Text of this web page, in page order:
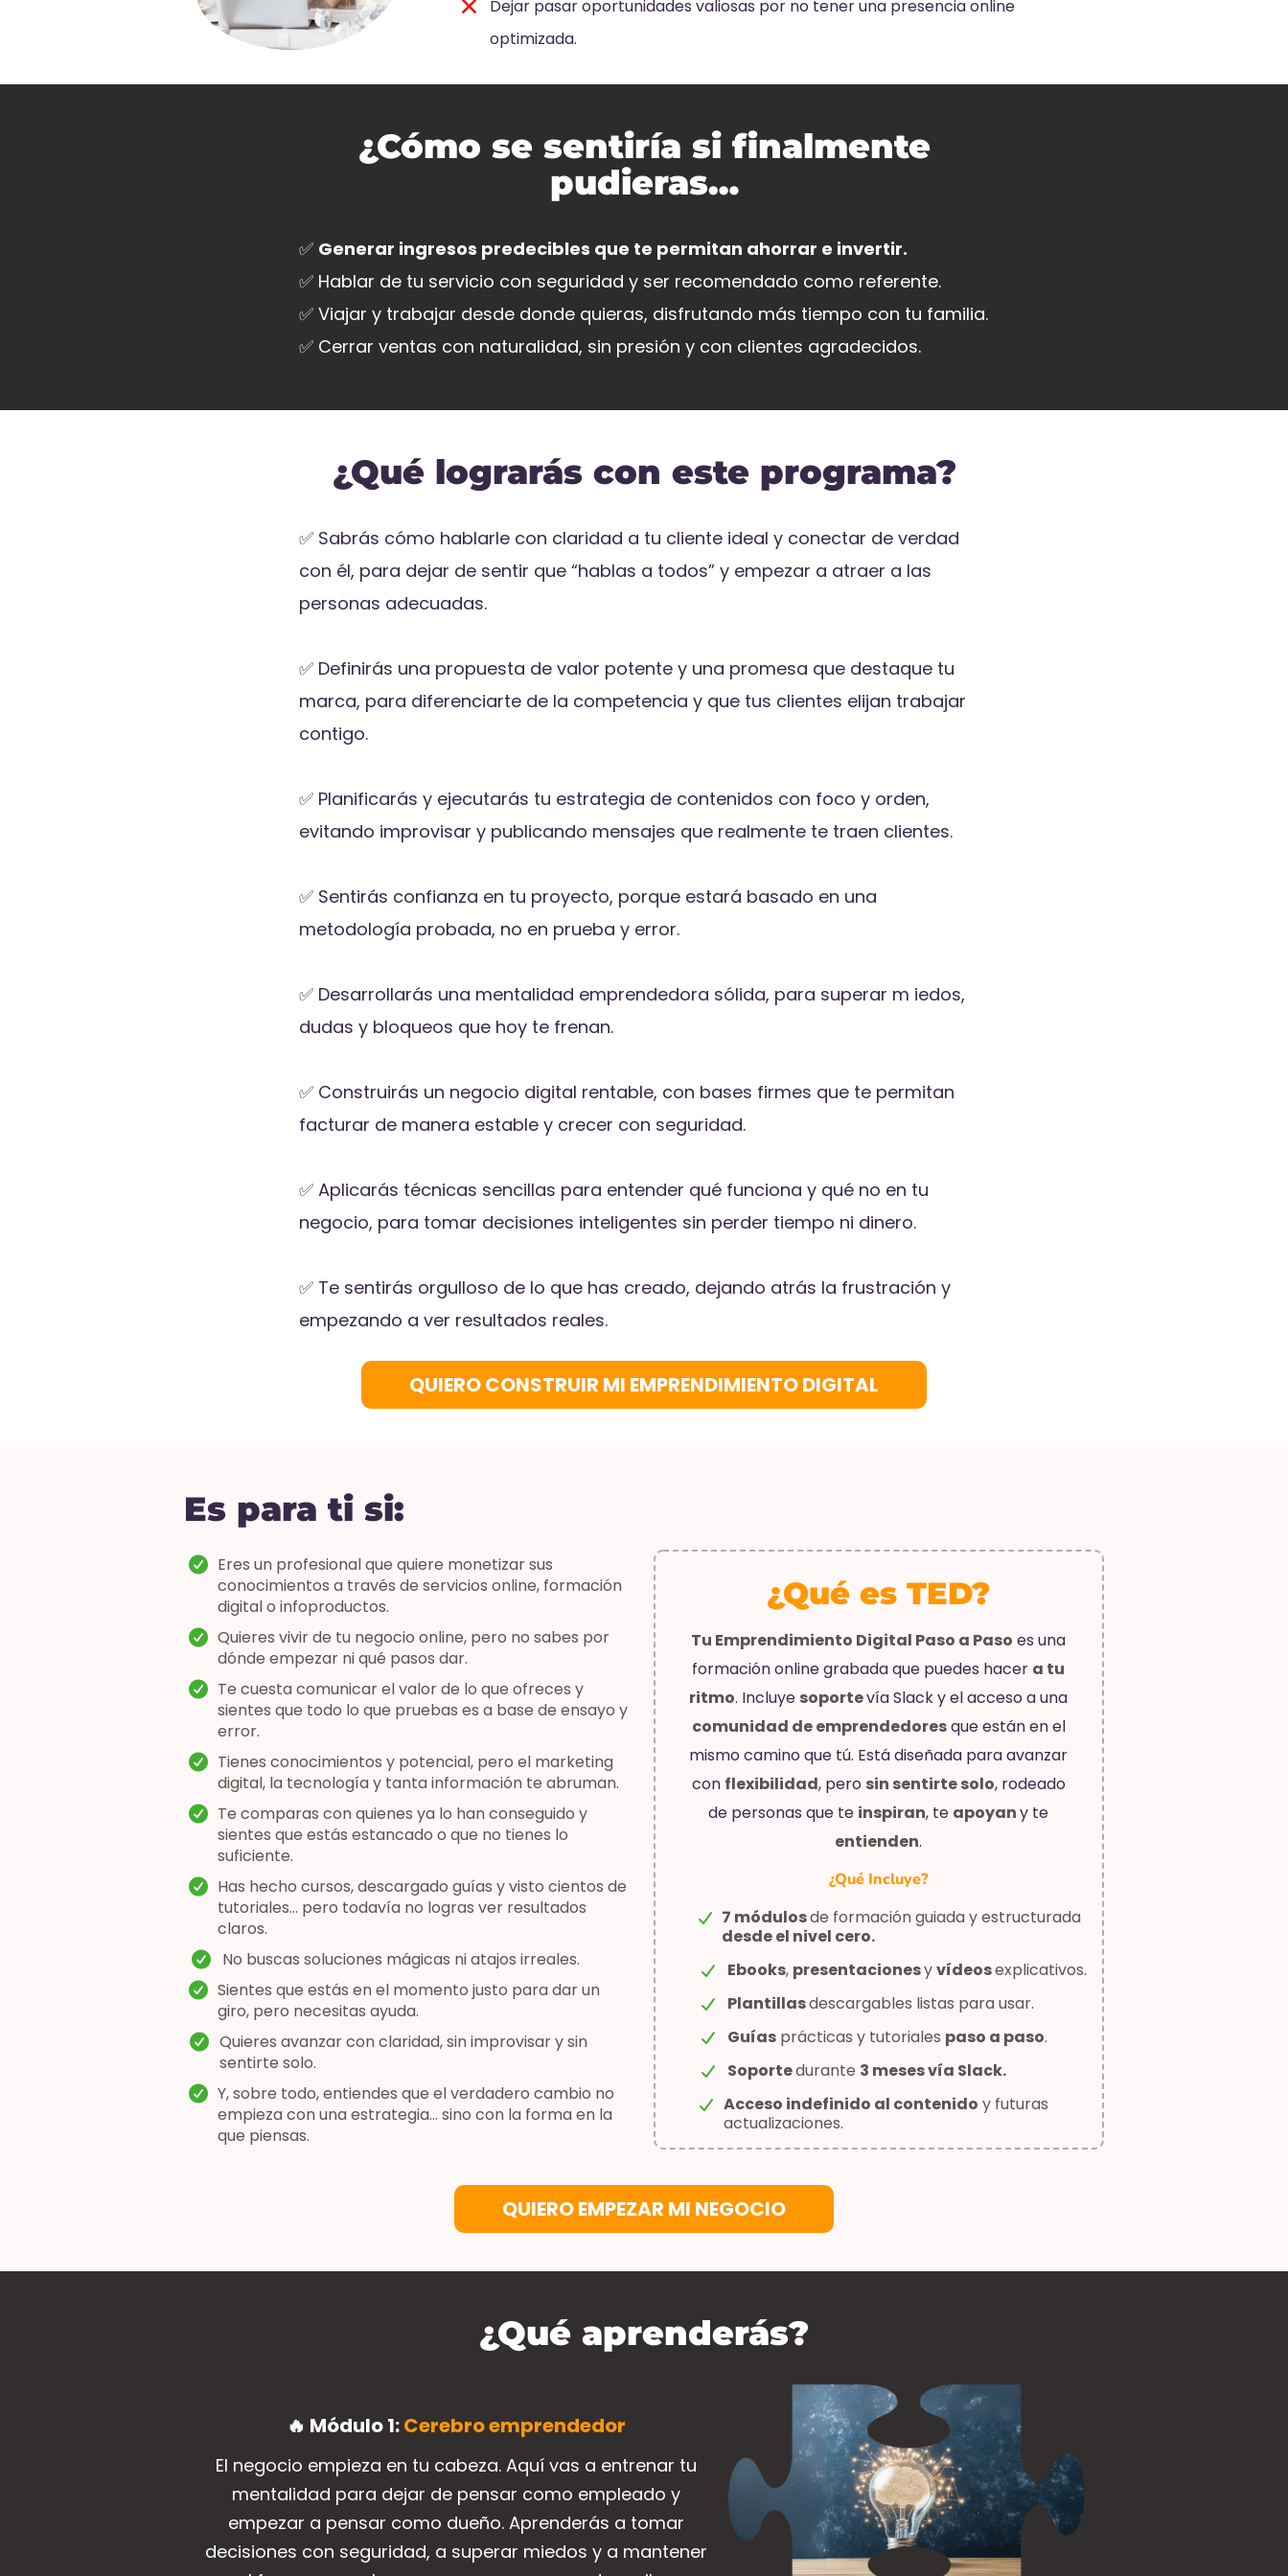
Dejar pasar oportunidades valiosas por no tener una presencia online
optimizada.
¿Cómo se sentiría si finalmente
pudieras…
✅ Generar ingresos predecibles que te permitan ahorrar e invertir.
✅ Hablar de tu servicio con seguridad y ser recomendado como referente.
✅ Viajar y trabajar desde donde quieras, disfrutando más tiempo con tu familia.
✅ Cerrar ventas con naturalidad, sin presión y con clientes agradecidos.
¿Qué lograrás con este programa?
✅ Sabrás cómo hablarle con claridad a tu cliente ideal y conectar de verdad
con él, para dejar de sentir que “hablas a todos” y empezar a atraer a las
personas adecuadas.
✅ Definirás una propuesta de valor potente y una promesa que destaque tu
marca, para diferenciarte de la competencia y que tus clientes elijan trabajar
contigo.
✅ Planificarás y ejecutarás tu estrategia de contenidos con foco y orden,
evitando improvisar y publicando mensajes que realmente te traen clientes.
✅ Sentirás confianza en tu proyecto, porque estará basado en una
metodología probada, no en prueba y error.
✅ Desarrollarás una mentalidad emprendedora sólida, para superar m iedos,
dudas y bloqueos que hoy te frenan.
✅ Construirás un negocio digital rentable, con bases firmes que te permitan
facturar de manera estable y crecer con seguridad.
✅ Aplicarás técnicas sencillas para entender qué funciona y qué no en tu
negocio, para tomar decisiones inteligentes sin perder tiempo ni dinero.
✅ Te sentirás orgulloso de lo que has creado, dejando atrás la frustración y
empezando a ver resultados reales.
QUIERO CONSTRUIR MI EMPRENDIMIENTO DIGITAL
Es para ti si:
Eres un profesional que quiere monetizar sus
conocimientos a través de servicios online, formación
digital o infoproductos.
Quieres vivir de tu negocio online, pero no sabes por
dónde empezar ni qué pasos dar.
Te cuesta comunicar el valor de lo que ofreces y
sientes que todo lo que pruebas es a base de ensayo y
error.
Tienes conocimientos y potencial, pero el marketing
digital, la tecnología y tanta información te abruman.
Te comparas con quienes ya lo han conseguido y
sientes que estás estancado o que no tienes lo
suficiente.
Has hecho cursos, descargado guías y visto cientos de
tutoriales… pero todavía no logras ver resultados
claros.
No buscas soluciones mágicas ni atajos irreales.
Sientes que estás en el momento justo para dar un
giro, pero necesitas ayuda.
Quieres avanzar con claridad, sin improvisar y sin
sentirte solo.
Y, sobre todo, entiendes que el verdadero cambio no
empieza con una estrategia… sino con la forma en la
que piensas.
¿Qué es TED?
Tu Emprendimiento Digital Paso a Paso es una
formación online grabada que puedes hacer a tu
ritmo. Incluye soportevía Slack y el acceso a una
comunidad de emprendedoresque están en el
mismo camino que tú. Está diseñada para avanzar
con flexibilidad, pero sin sentirte solo, rodeado
de personas que te inspiran, te apoyany te
entienden.
¿Qué Incluye?
7 módulosde formación guiada y estructurada
desde el nivel cero.
Ebooks, presentacionesyvídeosexplicativos.
Plantillasdescargables listas para usar.
Guíasprácticas y tutoriales paso a paso.
Soportedurante 3 meses vía Slack.
Acceso indefinido al contenido y futuras
actualizaciones.
QUIERO EMPEZAR MI NEGOCIO
¿Qué aprenderás?
🔥 Módulo 1:Cerebro emprendedor
El negocio empieza en tu cabeza. Aquí vas a entrenar tu
mentalidad para dejar de pensar como empleado y
empezar a pensar como dueño. Aprenderás a tomar
decisiones con seguridad, a superar miedos y a mantener